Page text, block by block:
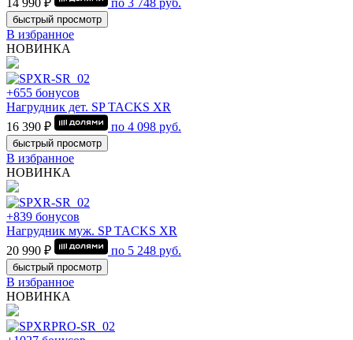
14 990 ₽
по 3 748 руб.
быстрый просмотр
В избранное
НОВИНКА
+655 бонусов
Нагрудник дет. SP TACKS XR
16 390 ₽
по 4 098 руб.
быстрый просмотр
В избранное
НОВИНКА
+839 бонусов
Нагрудник муж. SP TACKS XR
20 990 ₽
по 5 248 руб.
быстрый просмотр
В избранное
НОВИНКА